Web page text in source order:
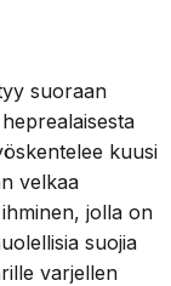
suoraan
kuusi
velkaa
jolla on
suojia
varjellen